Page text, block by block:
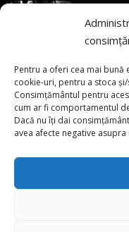
Pentru a oferi cea mai
cookie-uri, pentru a stoca
Consimțământul pentru
cum ar fi comportamentul
Dacă nu îți dai
avea afecte negative
13:56
Noul
32:06
33
MG
34
Noul
(video)
care
ANRE:
Golf
Moldova
(foto/
uneori